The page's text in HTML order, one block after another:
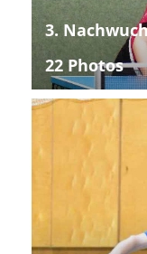
3.
22 Photos